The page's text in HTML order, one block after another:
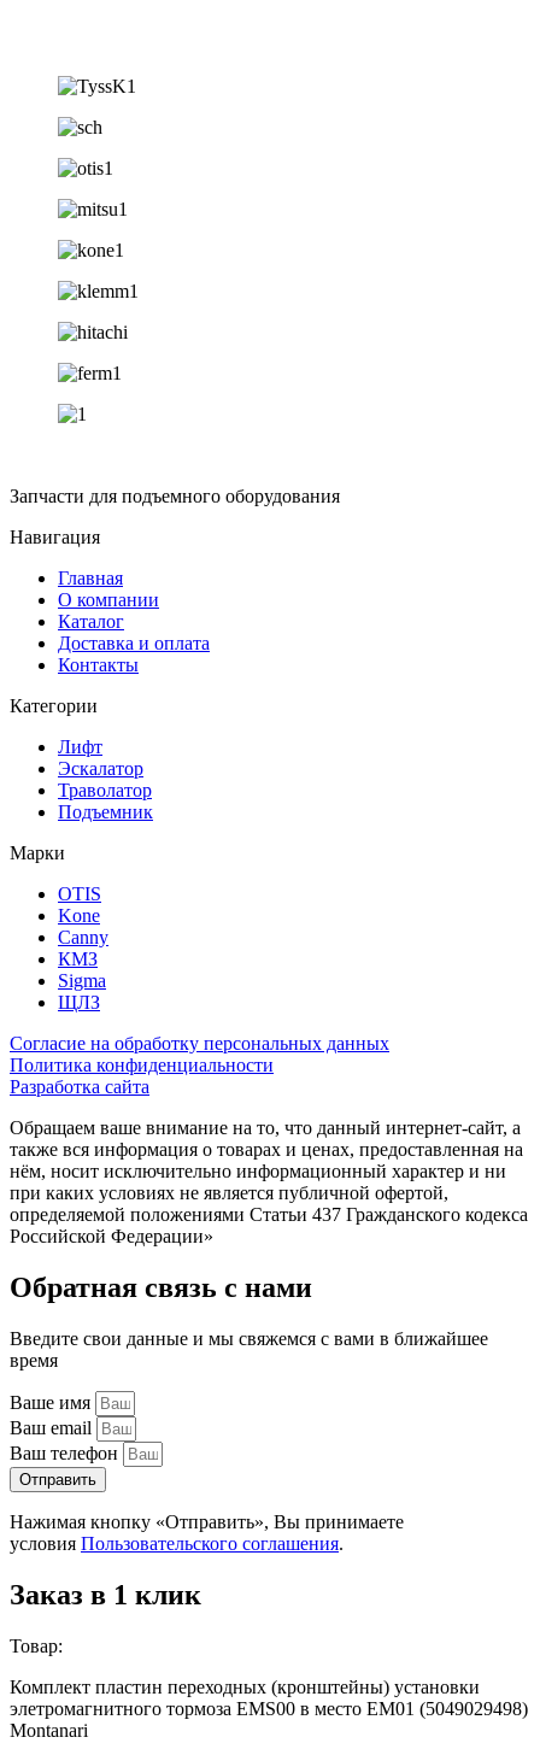
Запчасти для подъемного оборудования
Навигация
Главная
О компании
Каталог
Доставка и оплата
Контакты
Категории
Лифт
Эскалатор
Траволатор
Подъемник
Марки
OTIS
Kone
Canny
КМЗ
Sigma
ЩЛЗ
Согласие на обработку персональных данных
Политика конфиденциальности
Разработка сайта
Обращаем ваше внимание на то, что данный интернет-сайт, а
также вся информация о товарах и ценах, предоставленная на
нём, носит исключительно информационный характер и ни
при каких условиях не является публичной офертой,
определяемой положениями Статьи 437 Гражданского кодекса
Российской Федерации»
Обратная связь с нами
Введите свои данные и мы свяжемся с вами в ближайшее
время
Ваше имя
Ваш email
Ваш телефон
Отправить
Нажимая кнопку «Отправить», Вы принимаете
условия Пользовательского соглашения.
Заказ в 1 клик
Товар:
Комплект пластин переходных (кронштейны) установки
элетромагнитного тормоза EMS00 в место EM01 (5049029498)
Montanari